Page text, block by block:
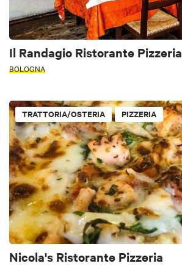
Il Randagio Ristorante Pizzeria
BOLOGNA
TRATTORIA/OSTERIA PIZZERIA
Nicola's Ristorante Pizzeria